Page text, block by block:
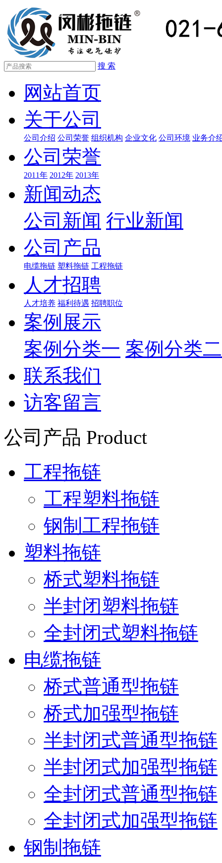
搜 索
网站首页
关于公司
公司介绍 公司荣誉 组织机构 企业文化 公司环境 业务介
公司荣誉
2011年 2012年 2013年
新闻动态
公司新闻 行业新闻
公司产品
电缆拖链 塑料拖链 工程拖链
人才招聘
人才培养 福利待遇 招聘职位
案例展示
案例分类一 案例分类二
联系我们
访客留言
公司产品 Product
工程拖链
工程塑料拖链
钢制工程拖链
塑料拖链
桥式塑料拖链
半封闭塑料拖链
全封闭式塑料拖链
电缆拖链
桥式普通型拖链
桥式加强型拖链
半封闭式普通型拖链
半封闭式加强型拖链
全封闭式普通型拖链
全封闭式加强型拖链
钢制拖链